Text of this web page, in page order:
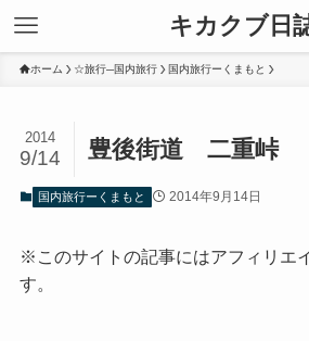
キカクブ日
ホーム ☆旅行─国内旅行 国内旅行ーくまもと
豊後街道 二重峠
2014
9/14
国内旅行ーくまもと 2014年9月14日
※このサイトの記事にはアフィリエ
す。